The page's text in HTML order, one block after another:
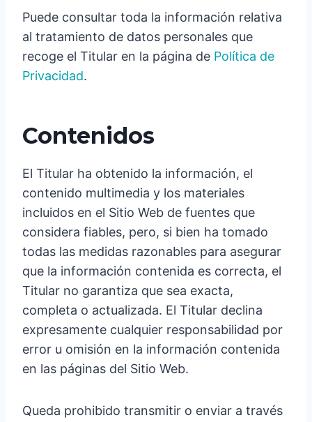
Puede consultar toda la información relativa
al tratamiento de datos personales que
recoge el Titular en la página de Política de
Privacidad.
Contenidos
El Titular ha obtenido la información, el
contenido multimedia y los materiales
incluidos en el Sitio Web de fuentes que
considera fiables, pero, si bien ha tomado
todas las medidas razonables para asegurar
que la información contenida es correcta, el
Titular no garantiza que sea exacta,
completa o actualizada. El Titular declina
expresamente cualquier responsabilidad por
error u omisión en la información contenida
en las páginas del Sitio Web.
Queda prohibido transmitir o enviar a través